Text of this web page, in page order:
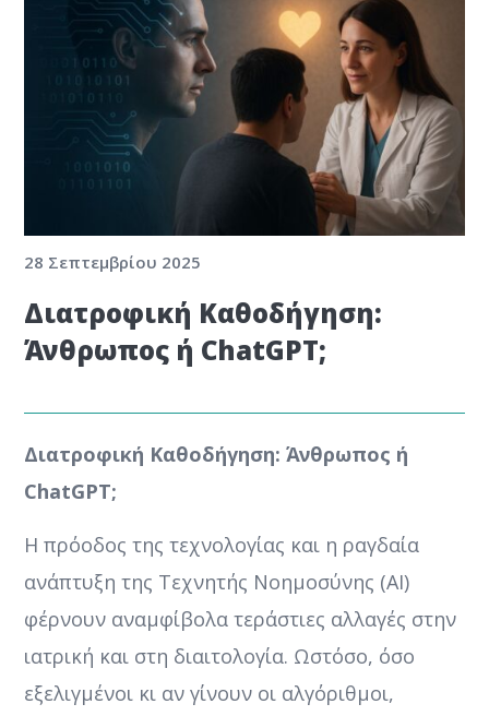
28 Σεπτεμβρίου 2025
Διατροφική Καθοδήγηση:
Άνθρωπος ή ChatGPT;
Διατροφική Καθοδήγηση: Άνθρωπος ή
ChatGPT;
Η πρόοδος της τεχνολογίας και η ραγδαία
ανάπτυξη της Τεχνητής Νοημοσύνης (ΑΙ)
φέρνουν αναμφίβολα τεράστιες αλλαγές στην
ιατρική και στη διαιτολογία. Ωστόσο, όσο
εξελιγμένοι κι αν γίνουν οι αλγόριθμοι,